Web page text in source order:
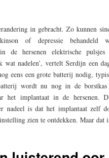
in gebracht. Zo kunnen
of depressie behandeld
de hersenen elektrische pulsjes
wat nadelen’, vertelt Serdijn een
eens een grote batterij nodig,
wordt nu nog in de borstkas
het implantaat in de hersenen.
nadeel is dat het implantaat zelf
zien te ontdekken. Maar